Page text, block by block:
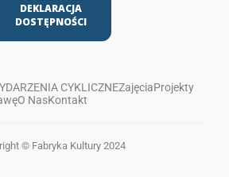
DEKLARACJA
DOSTĘPNOŚCI
CYKLICZNEZajęciaProjekty
O NasKontakt
© Fabryka Kultury 2024